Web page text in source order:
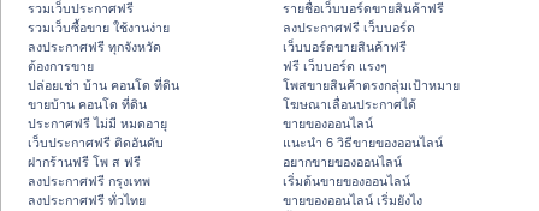
รวมเว็บประกาศฟรี
รวมเว็บซื้อขาย ใช้งานง่าย
ลงประกาศฟรี ทุกจังหวัด
ต้องการขาย
ปล่อยเช่า บ้าน คอนโด ที่ดิน
ขายบ้าน คอนโด ที่ดิน
ประกาศฟรี ไม่มี หมดอายุ
เว็บประกาศฟรี ติดอันดับ
ฝากร้านฟรี โพ ส ฟรี
ลงประกาศฟรี กรุงเทพ
ลงประกาศฟรี ทั่วไทย
รายชื่อเว็บบอร์ดขายสินค้าฟรี
ลงประกาศฟรี เว็บบอร์ด
เว็บบอร์ดขายสินค้าฟรี
ฟรี เว็บบอร์ด แรงๆ
โพสขายสินค้าตรงกลุ่มเป้าหมาย
โฆษณาเลื่อนประกาศได้
ขายของออนไลน์
แนะนำ 6 วิธีขายของออนไลน์
อยากขายของออนไลน์
เริ่มต้นขายของออนไลน์
ขายของออนไลน์ เริ่มยังไง